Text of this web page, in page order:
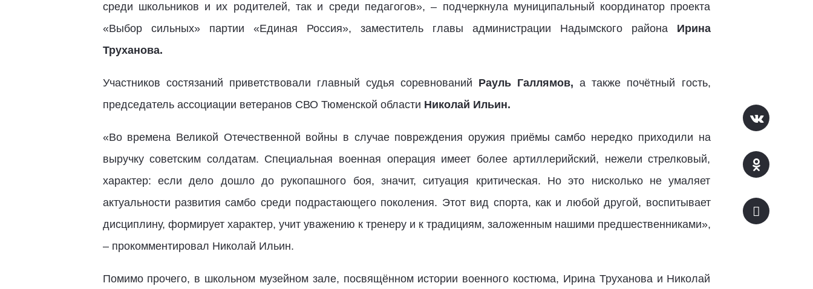
среди школьников и их родителей, так и среди педагогов», – подчеркнула муниципальный координатор проекта
«Выбор сильных» партии «Единая Россия», заместитель главы администрации Надымского района Ирина
Труханова.
Участников состязаний приветствовали главный судья соревнований Рауль Галлямов, а также почётный гость,
председатель ассоциации ветеранов СВО Тюменской области Николай Ильин.
«Во времена Великой Отечественной войны в случае повреждения оружия приёмы самбо нередко приходили на
выручку советским солдатам. Специальная военная операция имеет более артиллерийский, нежели стрелковый,
характер: если дело дошло до рукопашного боя, значит, ситуация критическая. Но это нисколько не умаляет
актуальности развития самбо среди подрастающего поколения. Этот вид спорта, как и любой другой, воспитывает
дисциплину, формирует характер, учит уважению к тренеру и к традициям, заложенным нашими предшественниками»,
– прокомментировал Николай Ильин.
Помимо прочего, в школьном музейном зале, посвящённом истории военного костюма, Ирина Труханова и Николай